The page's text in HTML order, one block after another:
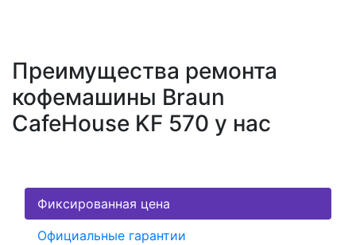
Преимущества ремонта
кофемашины Braun
CafeHouse KF 570 у нас
Фиксированная цена
Официальные гарантии